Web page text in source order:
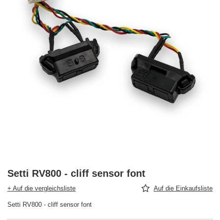
Setti RV800 - cliff sensor font
+ Auf die vergleichsliste Auf die Einkaufsliste
Setti RV800 - cliff sensor font